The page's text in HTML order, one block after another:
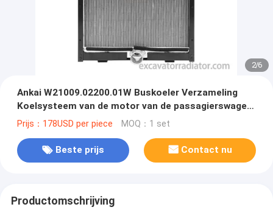
2/6
Ankai W21009.02200.01W Buskoeler Verzameling
Koelsysteem van de motor van de passagierswagen
Watertank voor de bus
Prijs：178USD per piece MOQ：1 set
Beste prijs Contact nu
Productomschrijving